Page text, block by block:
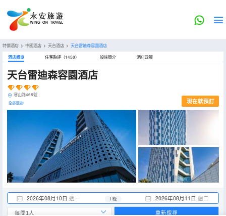
特價酒店 > 中國酒店 > 天台酒店 > 天台雷迪森容園酒店
酒店概览 住客點評（1458） 設施簡介 酒店政策
天台雷迪森容園酒店
寒山路468號
全部設施> 現在就預訂
2026年08月10日 週一 2026年08月11日 週二
1 晚
重新搜尋